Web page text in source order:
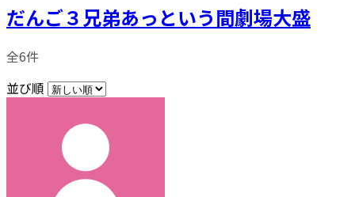
だんご３兄弟あっという間劇場大盛
全6件
並び順